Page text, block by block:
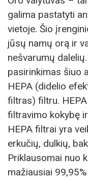
galima pastatyti
vietoje. Šio
jūsų namų orą ir
nešvarumų
pasirinkimas šiuo
HEPA (didelio
filtras) filtru.
filtravimo kokybę
HEPA filtrai yra
erkučių, dulkių,
Priklausomai nuo
mažiausiai